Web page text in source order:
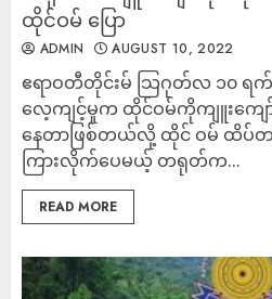
ထိုင်ဝမ် ပြော
ADMIN AUGUST 10, 2022
ဧရာဝတီတိုင်းမ် သြဂုတ်လ ၁၀ ရ
လေ့ကျင့်မှုက ထိုင်ဝမ်ကိုကျူးကျေ
နေတာဖြစ်တယ်လို့ ထိုင် ဝမ် ထိပ်တ
ကြားလိုက်ပေမယ့် တရုတ်က...
READ MORE